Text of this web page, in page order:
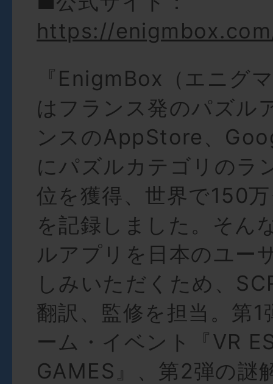
https://
『EnigmBox（エニグ
はフランス発のパズル
ンスのAppStore、
にパズルカテゴリのラ
位を獲得、世界で150
を記録しました。そん
ルアプリを日本のユー
しみいただくため、
翻訳、監修を担当。第1
ーム・イベント『VR
GAMES』、第2弾の謎